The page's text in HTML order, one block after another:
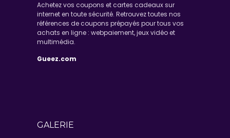
Achetez vos coupons et cartes cadeaux sur
internet en toute sécurité. Retrouvez toutes nos
références de coupons prépayés pour tous vos
achats en ligne : webpaiement, jeux vidéo et
multimédia.
Gueez.com
GALERIE